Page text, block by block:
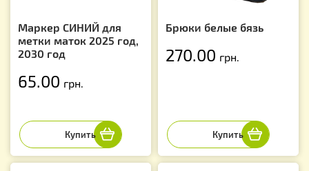
Маркер СИНИЙ для
метки маток 2025 год,
2030 год
65.00 грн.
Брюки белые бязь
270.00 грн.